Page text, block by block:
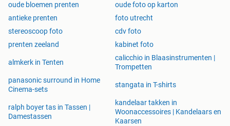
oude bloemen prenten
oude foto op karton
antieke prenten
foto utrecht
stereoscoop foto
cdv foto
prenten zeeland
kabinet foto
almkerk in Tenten
calicchio in Blaasinstrumenten |
Trompetten
panasonic surround in Home
Cinema-sets
stangata in T-shirts
ralph boyer tas in Tassen |
Damestassen
kandelaar takken in
Woonaccessoires | Kandelaars en
Kaarsen